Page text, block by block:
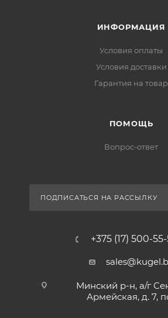
ИНФОРМАЦИЯ
Условия оплаты
Условия доставки
Гарантия на товар
ПОМОЩЬ
Вопрос-ответ
ПОДПИСАТЬСЯ НА РАССЫЛКУ
+375 (17) 500-
Минский р-н, а/г
Армейская, д. 7,